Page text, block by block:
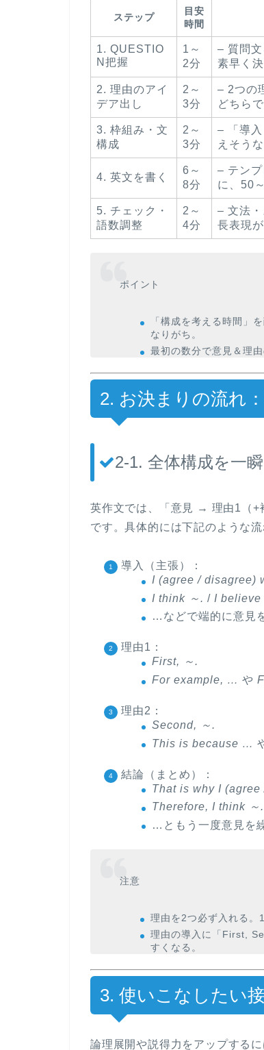
ステップ
目安
時間
1. QUESTIO
N把握
1～
2分
– 質問
素早く決
2. 理由のアイ
デア出し
2～
3分
– 2つの
どちら
3. 枠組み・文
構成
2～
3分
– 「導
えそう
4. 英文を書く
6～
8分
– テン
に、50
5. チェック・
語数調整
2～
4分
– 文法
長表現
ポイント
「構成を考える時間」
なりがち。
最初の数分で意見＆理
2. お決まりの流れ
2-1. 全体構成を一
英作文では、「意見 → 理由1（
です。具体的には下記のような
導入（主張）
：
I (agree / disagree)
I think ～. / I believe
…などで端的に意見
理由1 ：
First, ～.
For example, … や
理由2 ：
Second, ～.
This is because …
結論（まとめ）
：
That is why I
Therefore, I think ～.
…ともう一度意見を
注意
理由を2つ必ず入れる。
理由の導入に「First,
すくなる。
3. 使いこなしたい
論理展開や説得力をアップするに